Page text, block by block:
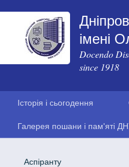
імені
Docendo
since 1918
Історія і сьогодення
Галерея пошани і пам'яті
Аспіранту